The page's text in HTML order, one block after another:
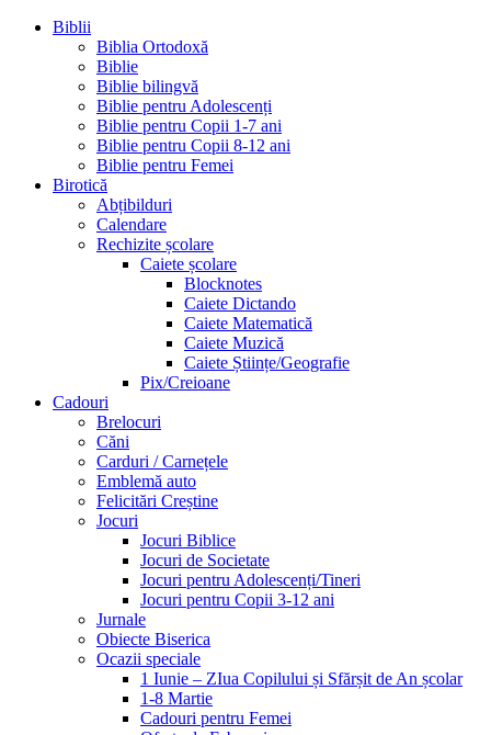
Biblii
Biblia Ortodoxă
Biblie
Biblie bilingvă
Biblie pentru Adolescenți
Biblie pentru Copii 1-7 ani
Biblie pentru Copii 8-12 ani
Biblie pentru Femei
Birotică
Abțibilduri
Calendare
Rechizite școlare
Caiete școlare
Blocknotes
Caiete Dictando
Caiete Matematică
Caiete Muzică
Caiete Științe/Geografie
Pix/Creioane
Cadouri
Brelocuri
Căni
Carduri / Carnețele
Emblemă auto
Felicitări Creștine
Jocuri
Jocuri Biblice
Jocuri de Societate
Jocuri pentru Adolescenți/Tineri
Jocuri pentru Copii 3-12 ani
Jurnale
Obiecte Biserica
Ocazii speciale
1 Iunie – ZIua Copilului și Sfărșit de An școlar
1-8 Martie
Cadouri pentru Femei